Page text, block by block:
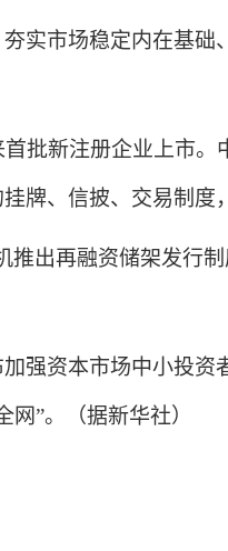
市场稳定内在基础
新注册企业上市。
牌、信披、交易制度
出再融资储架发行
资本市场中小投资
”。（据新华社）